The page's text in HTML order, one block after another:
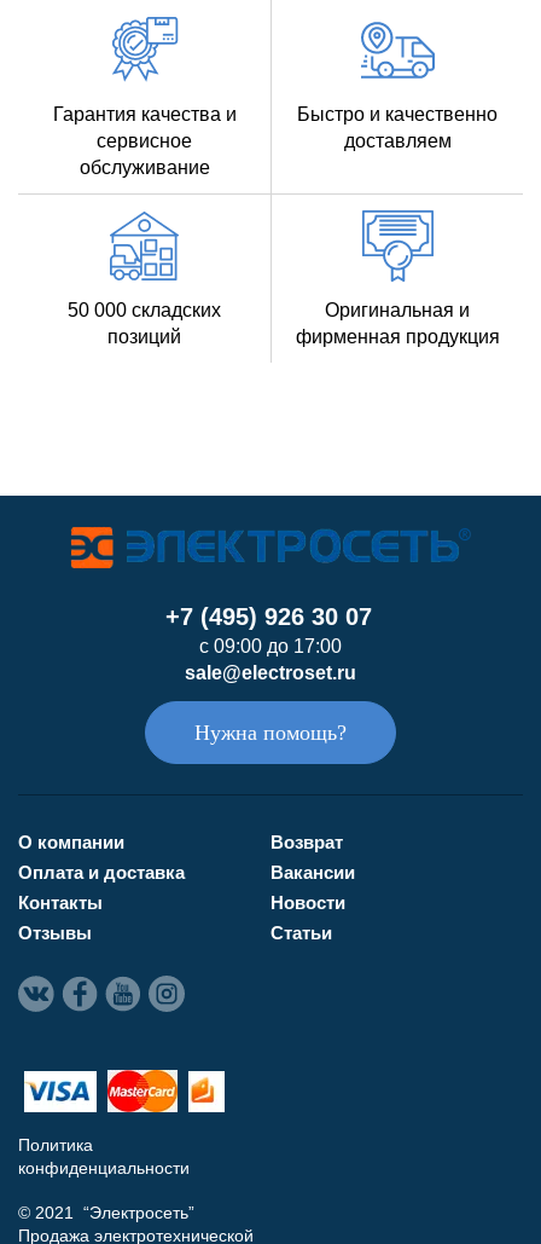
Гарантия качества и
сервисное
обслуживание
Быстро и качественно
доставляем
50 000 складских
позиций
Оригинальная и
фирменная продукция
+7 (495) 926 30 07
с 09:00 до 17:00
sale@electroset.ru
Нужна помощь?
О компании
Оплата и доставка
Контакты
Отзывы
Возврат
Вакансии
Новости
Статьи
Политика
конфиденциальности
© 2021 “Электросеть”
Продажа электротехнической